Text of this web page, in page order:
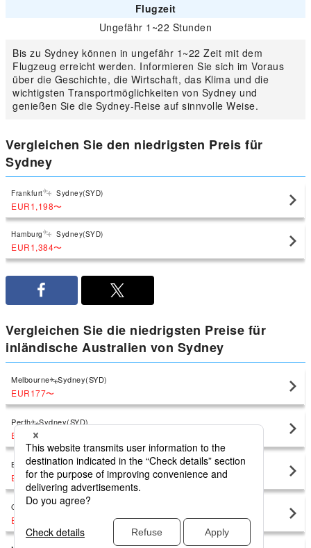
Flugzeit
Ungefähr 1~22 Stunden
Bis zu Sydney können in ungefähr 1~22 Zeit mit dem
Flugzeug erreicht werden. Informieren Sie sich im Voraus
über die Geschichte, die Wirtschaft, das Klima und die
wichtigsten Transportmöglichkeiten von Sydney und
genießen Sie die Sydney-Reise auf sinnvolle Weise.
Vergleichen Sie den niedrigsten Preis für
Sydney
Frankfurt Sydney(SYD)
EUR1,198〜
Hamburg Sydney(SYD)
EUR1,384〜
Vergleichen Sie die niedrigsten Preise für
inländische Australien von Sydney
Melbourne Sydney(SYD)
EUR177〜
Perth Sydney(SYD)
EUR298
Brisbane Sydney(SYD)
EUR121〜
Gold Coast Sydney(SYD)
EUR101